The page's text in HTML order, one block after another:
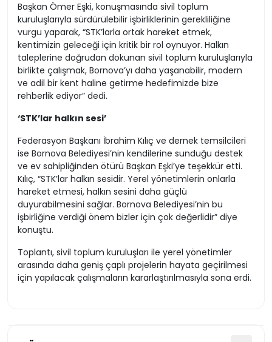
Başkan Ömer Eşki, konuşmasında sivil toplum
kuruluşlarıyla sürdürülebilir işbirliklerinin gerekliliğine
vurgu yaparak, “STK’larla ortak hareket etmek,
kentimizin geleceği için kritik bir rol oynuyor. Halkın
taleplerine doğrudan dokunan sivil toplum kuruluşlarıyla
birlikte çalışmak, Bornova’yı daha yaşanabilir, modern
ve adil bir kent haline getirme hedefimizde bize
rehberlik ediyor” dedi.
‘STK’lar halkın sesi’
Federasyon Başkanı İbrahim Kılıç ve dernek temsilcileri
ise Bornova Belediyesi’nin kendilerine sunduğu destek
ve ev sahipliğinden ötürü Başkan Eşki’ye teşekkür etti.
Kılıç, “STK’lar halkın sesidir. Yerel yönetimlerin onlarla
hareket etmesi, halkın sesini daha güçlü
duyurabilmesini sağlar. Bornova Belediyesi’nin bu
işbirliğine verdiği önem bizler için çok değerlidir” diye
konuştu.
Toplantı, sivil toplum kuruluşları ile yerel yönetimler
arasında daha geniş çaplı projelerin hayata geçirilmesi
için yapılacak çalışmaların kararlaştırılmasıyla sona erdi.